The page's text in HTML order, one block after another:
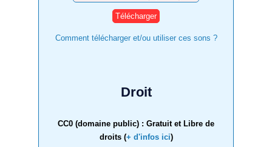
Comment télécharger et/ou utiliser ces sons ?
Droit
CC0 (domaine public) : Gratuit et Libre de
droits (+ d'infos ici)